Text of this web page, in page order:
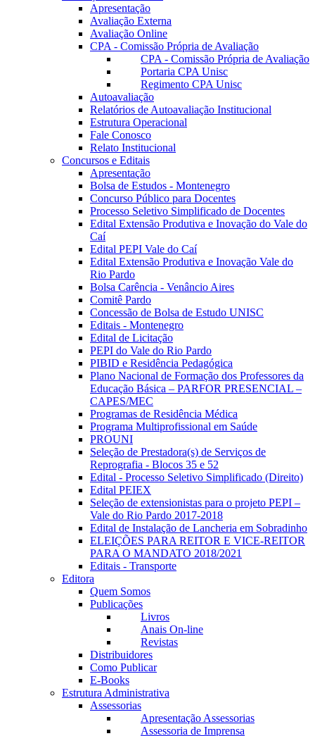
Apresentação
Avaliação Externa
Avaliação Online
CPA - Comissão Própria de Avaliação
CPA - Comissão Própria de Avaliação
Portaria CPA Unisc
Regimento CPA Unisc
Autoavaliação
Relatórios de Autoavaliação Institucional
Estrutura Operacional
Fale Conosco
Relato Institucional
Concursos e Editais
Apresentação
Bolsa de Estudos - Montenegro
Concurso Público para Docentes
Processo Seletivo Simplificado de Docentes
Edital Extensão Produtiva e Inovação do Vale do
Caí
Edital PEPI Vale do Caí
Edital Extensão Produtiva e Inovação Vale do
Rio Pardo
Bolsa Carência - Venâncio Aires
Comitê Pardo
Concessão de Bolsa de Estudo UNISC
Editais - Montenegro
Edital de Licitação
PEPI do Vale do Rio Pardo
PIBID e Residência Pedagógica
Plano Nacional de Formação dos Professores da
Educação Básica – PARFOR PRESENCIAL –
CAPES/MEC
Programas de Residência Médica
Programa Multiprofissional em Saúde
PROUNI
Seleção de Prestadora(s) de Serviços de
Reprografia - Blocos 35 e 52
Edital - Processo Seletivo Simplificado (Direito)
Edital PEIEX
Seleção de extensionistas para o projeto PEPI –
Vale do Rio Pardo 2017-2018
Edital de Instalação de Lancheria em Sobradinho
ELEIÇÕES PARA REITOR E VICE-REITOR
PARA O MANDATO 2018/2021
Editais - Transporte
Editora
Quem Somos
Publicações
Livros
Anais On-line
Revistas
Distribuidores
Como Publicar
E-Books
Estrutura Administrativa
Assessorias
Apresentação Assessorias
Assessoria de Imprensa